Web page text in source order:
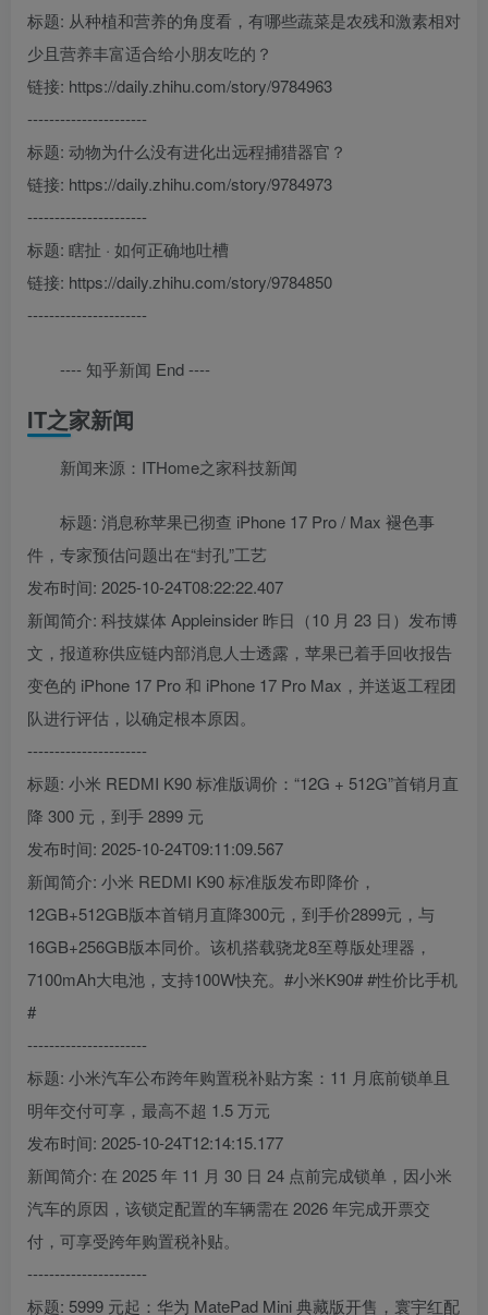
标题: 从种植和营养的角度看，有哪些蔬菜是农残和激素相对
少且营养丰富适合给小朋友吃的？
链接: https://daily.zhihu.com/story/9784963
----------------------
标题: 动物为什么没有进化出远程捕猎器官？
链接: https://daily.zhihu.com/story/9784973
----------------------
标题: 瞎扯 · 如何正确地吐槽
链接: https://daily.zhihu.com/story/9784850
----------------------
---- 知乎新闻 End ----
IT之家新闻
新闻来源：ITHome之家科技新闻
标题: 消息称苹果已彻查 iPhone 17 Pro / Max 褪色事
件，专家预估问题出在“封孔”工艺
发布时间: 2025-10-24T08:22:22.407
新闻简介: 科技媒体 Appleinsider 昨日（10 月 23 日）发布博
文，报道称供应链内部消息人士透露，苹果已着手回收报告
变色的 iPhone 17 Pro 和 iPhone 17 Pro Max，并送返工程团
队进行评估，以确定根本原因。
----------------------
标题: 小米 REDMI K90 标准版调价：“12G + 512G”首销月直
降 300 元，到手 2899 元
发布时间: 2025-10-24T09:11:09.567
新闻简介: 小米 REDMI K90 标准版发布即降价，
12GB+512GB版本首销月直降300元，到手价2899元，与
16GB+256GB版本同价。该机搭载骁龙8至尊版处理器，
7100mAh大电池，支持100W快充。#小米K90# #性价比手机
#
----------------------
标题: 小米汽车公布跨年购置税补贴方案：11 月底前锁单且
明年交付可享，最高不超 1.5 万元
发布时间: 2025-10-24T12:14:15.177
新闻简介: 在 2025 年 11 月 30 日 24 点前完成锁单，因小米
汽车的原因，该锁定配置的车辆需在 2026 年完成开票交
付，可享受跨年购置税补贴。
----------------------
标题: 5999 元起：华为 MatePad Mini 典藏版开售，寰宇红配